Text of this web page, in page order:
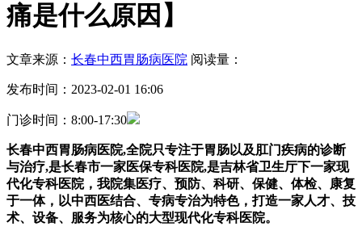
痛是什么原因】
文章来源： 长春中西胃肠病医院 阅读量：
发布时间：2023-02-01 16:06
门诊时间：8:00-17:30
长春中西胃肠病医院,全院只专注于胃肠以及肛门疾病的诊断
与治疗,是长春市一家医保专科医院,是吉林省卫生厅下一家现
代化专科医院，我院集医疗、预防、科研、保健、体检、康复
于一体，以中西医结合、专病专治为特色，打造一家人才、技
术、设备、服务为核心的大型现代化专科医院。